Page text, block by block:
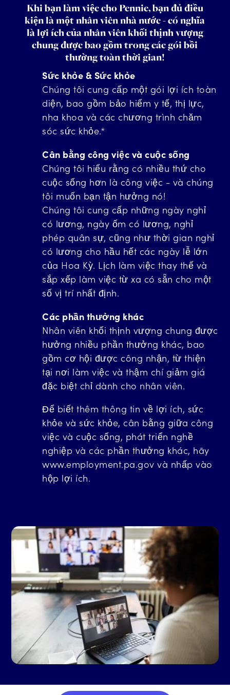
Khi bạn làm việc cho Pennie, bạn đủ điều
kiện là một nhân viên nhà nước - có nghĩa
là lợi ích của nhân viên khối thịnh vượng
chung được bao gồm trong các gói bồi
thường toàn thời gian!
Sức khỏe & Sức khỏe
Chúng tôi cung cấp một gói lợi ích toàn
diện, bao gồm bảo hiểm y tế, thị lực,
nha khoa và các chương trình chăm
sóc sức khỏe.*
Cân bằng công việc và cuộc sống
Chúng tôi hiểu rằng có nhiều thứ cho
cuộc sống hơn là công việc - và chúng
tôi muốn bạn tận hưởng nó!
Chúng tôi cung cấp những ngày nghỉ
có lương, ngày ốm có lương, nghỉ
phép quân sự, cũng như thời gian nghỉ
có lương cho hầu hết các ngày lễ lớn
của Hoa Kỳ. Lịch làm việc thay thế và
sắp xếp làm việc từ xa có sẵn cho một
số vị trí nhất định.
Các phần thưởng khác
Nhân viên khối thịnh vượng chung được
hưởng nhiều phần thưởng khác, bao
gồm cơ hội được công nhận, từ thiện
tại nơi làm việc và thậm chí giảm giá
đặc biệt chỉ dành cho nhân viên.
Để biết thêm thông tin về lợi ích, sức
khỏe và sức khỏe, cân bằng giữa công
việc và cuộc sống, phát triển nghề
nghiệp và các phần thưởng khác, hãy
www.employment.pa.gov và nhấp vào
hộp lợi ích.